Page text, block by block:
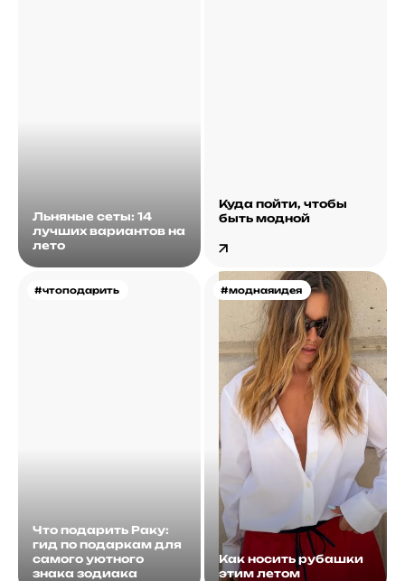
Льняные сеты: 14
лучших вариантов на
лето
Куда пойти, чтобы
быть модной
#чтоподарить
Что подарить Раку:
гид по подаркам для
самого уютного
знака зодиака
#моднаяидея
Как носить рубашки
этим летом